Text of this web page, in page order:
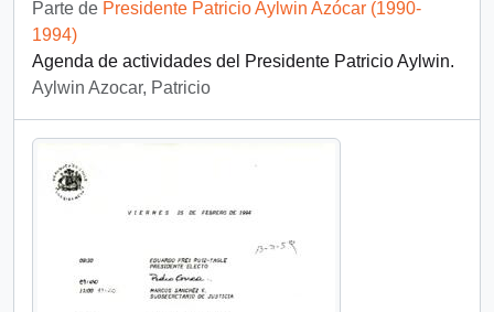
Parte de Presidente Patricio Aylwin Azócar (1990-
1994)
Agenda de actividades del Presidente Patricio Aylwin.
Aylwin Azocar, Patricio